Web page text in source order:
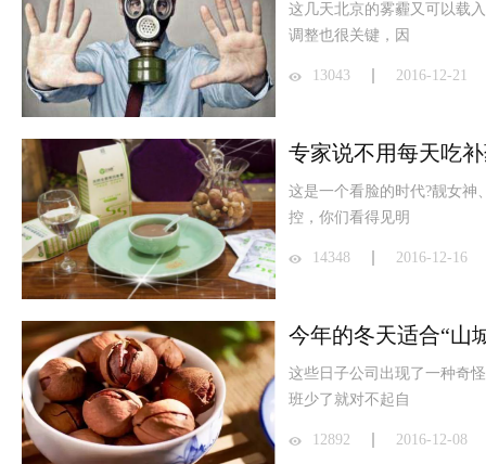
这几天北京的雾霾又可以载
调整也很关键，因
13043 2016-12-21
这是一个看脸的时代?靓女神
控，你们看得见明
14348 2016-12-16
今年的冬天适合“
这些日子公司出现了一种奇
班少了就对不起自
12892 2016-12-08